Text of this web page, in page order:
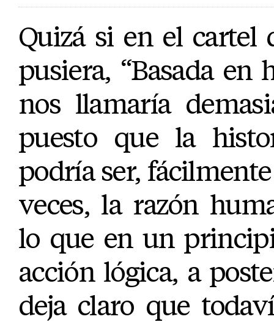
Quizá si en el cartel
pusiera, “Basada en
nos llamaría
puesto que la
podría ser,
veces, la razón
lo que en un
acción lógica, a
deja claro que